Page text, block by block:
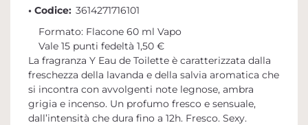
• Codice: 3614271716101
Formato: Flacone 60 ml Vapo
Vale 15 punti fedeltà 1,50 €
La fragranza Y Eau de Toilette è caratterizzata dalla
freschezza della lavanda e della salvia aromatica che
si incontra con avvolgenti note legnose, ambra
grigia e incenso. Un profumo fresco e sensuale,
dall’intensità che dura fino a 12h. Fresco. Sexy.